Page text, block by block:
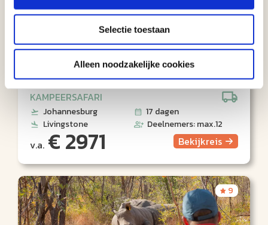
Selectie toestaan
Alleen noodzakelijke cookies
Wildkamperen in Botswana via de
Kalahari (17 dagen)
KAMPEERSAFARI
Johannesburg
17 dagen
Livingstone
Deelnemers: max.12
v.a. € 2971 Bekijkreis
9